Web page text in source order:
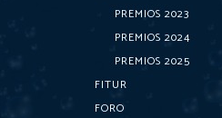
PREMIOS 2023
PREMIOS 2024
PREMIOS 2025
FITUR
FORO